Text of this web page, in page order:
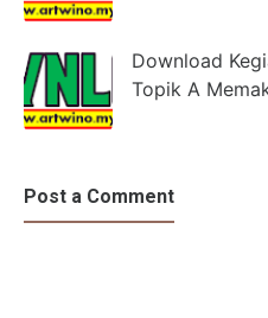
Download
Topik A
Post a Comment